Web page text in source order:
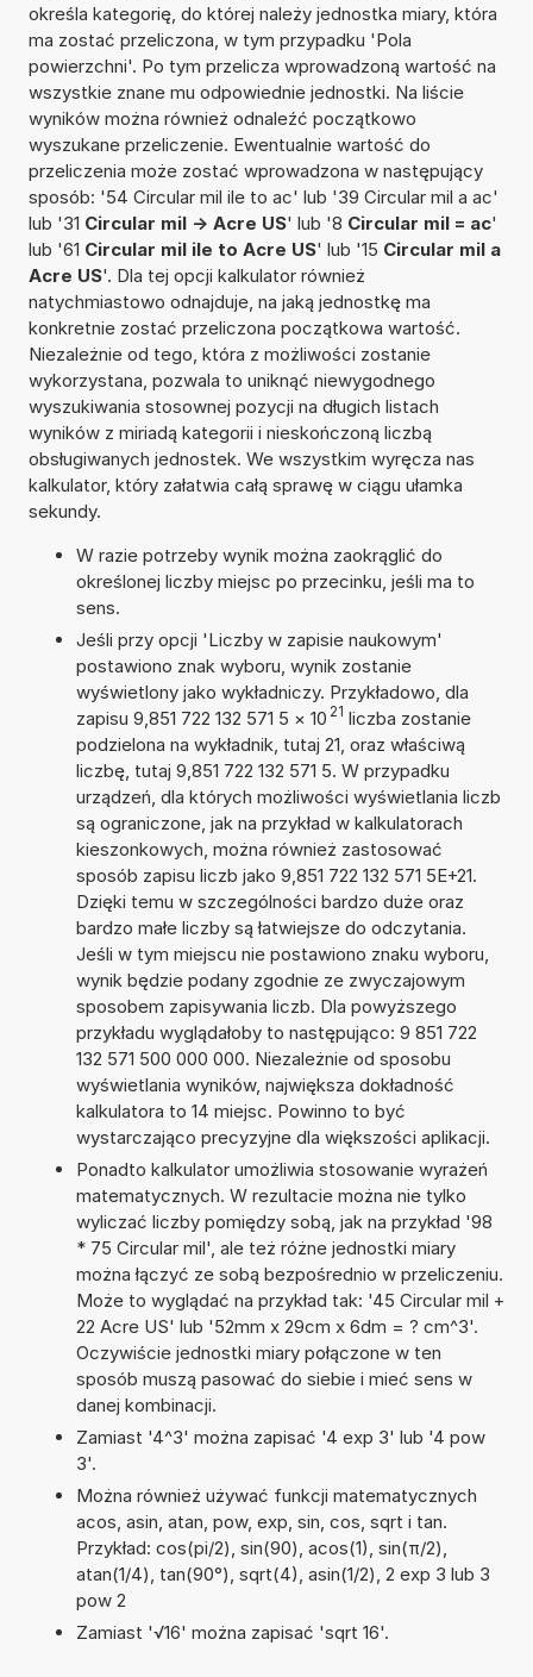
określa kategorię, do której należy jednostka miary, która
ma zostać przeliczona, w tym przypadku 'Pola
powierzchni'. Po tym przelicza wprowadzoną wartość na
wszystkie znane mu odpowiednie jednostki. Na liście
wyników można również odnaleźć początkowo
wyszukane przeliczenie. Ewentualnie wartość do
przeliczenia może zostać wprowadzona w następujący
sposób: '54 Circular mil ile to ac' lub '39 Circular mil a ac'
lub '31 Circular mil -> Acre US' lub '8 Circular mil = ac'
lub '61 Circular mil ile to Acre US' lub '15 Circular mil a
Acre US'. Dla tej opcji kalkulator również
natychmiastowo odnajduje, na jaką jednostkę ma
konkretnie zostać przeliczona początkowa wartość.
Niezależnie od tego, która z możliwości zostanie
wykorzystana, pozwala to uniknąć niewygodnego
wyszukiwania stosownej pozycji na długich listach
wyników z miriadą kategorii i nieskończoną liczbą
obsługiwanych jednostek. We wszystkim wyręcza nas
kalkulator, który załatwia całą sprawę w ciągu ułamka
sekundy.
W razie potrzeby wynik można zaokrąglić do
określonej liczby miejsc po przecinku, jeśli ma to
sens.
Jeśli przy opcji 'Liczby w zapisie naukowym'
postawiono znak wyboru, wynik zostanie
wyświetlony jako wykładniczy. Przykładowo, dla
zapisu 9,851 722 132 571 5 × 10 21 liczba zostanie
podzielona na wykładnik, tutaj 21, oraz właściwą
liczbę, tutaj 9,851 722 132 571 5. W przypadku
urządzeń, dla których możliwości wyświetlania liczb
są ograniczone, jak na przykład w kalkulatorach
kieszonkowych, można również zastosować
sposób zapisu liczb jako 9,851 722 132 571 5E+21.
Dzięki temu w szczególności bardzo duże oraz
bardzo małe liczby są łatwiejsze do odczytania.
Jeśli w tym miejscu nie postawiono znaku wyboru,
wynik będzie podany zgodnie ze zwyczajowym
sposobem zapisywania liczb. Dla powyższego
przykładu wyglądałoby to następująco: 9 851 722
132 571 500 000 000. Niezależnie od sposobu
wyświetlania wyników, największa dokładność
kalkulatora to 14 miejsc. Powinno to być
wystarczająco precyzyjne dla większości aplikacji.
Ponadto kalkulator umożliwia stosowanie wyrażeń
matematycznych. W rezultacie można nie tylko
wyliczać liczby pomiędzy sobą, jak na przykład '98
* 75 Circular mil', ale też różne jednostki miary
można łączyć ze sobą bezpośrednio w przeliczeniu.
Może to wyglądać na przykład tak: '45 Circular mil +
22 Acre US' lub '52mm x 29cm x 6dm = ? cm^3'.
Oczywiście jednostki miary połączone w ten
sposób muszą pasować do siebie i mieć sens w
danej kombinacji.
Zamiast '4^3' można zapisać '4 exp 3' lub '4 pow
3'.
Można również używać funkcji matematycznych
acos, asin, atan, pow, exp, sin, cos, sqrt i tan.
Przykład: cos(pi/2), sin(90), acos(1), sin(π/2),
atan(1/4), tan(90°), sqrt(4), asin(1/2), 2 exp 3 lub 3
pow 2
Zamiast '√16' można zapisać 'sqrt 16'.